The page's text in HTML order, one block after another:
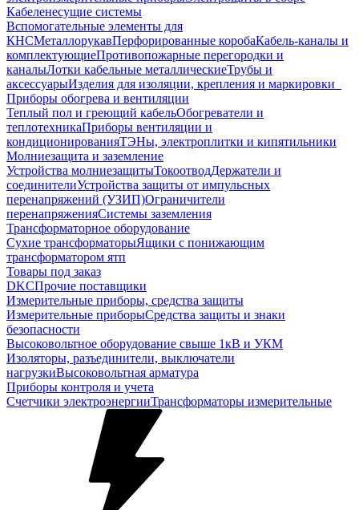
Кабеленесущие системы
Вспомогательные элементы для
КНСМеталлорукавПерфорированные коробаКабель-каналы и
комплектующиеПротивопожарные перегородки и
каналыЛотки кабельные металлическиеТрубы и
аксессуарыИзделия для изоляции, крепления и маркировки
Приборы обогрева и вентиляции
Теплый пол и греющий кабельОбогреватели и
теплотехникаПриборы вентиляции и
кондиционированияТЭНы, электроплитки и кипятильники
Молниезащита и заземление
Устройства молниезащитыТокоотводДержатели и
соединителиУстройства защиты от импульсных
перенапряжений (УЗИП)Ограничители
перенапряженияСистемы заземления
Трансформаторное оборудование
Сухие трансформаторыЯщики с понижающим
трансформатором ятп
Товары под заказ
DKCПрочие поставщики
Измерительные приборы, средства защиты
Измерительные приборыСредства защиты и знаки
безопасности
Высоковольтное оборудование свыше 1кВ и УКМ
Изоляторы, разъединители, выключатели
нагрузкиВысоковольтная арматура
Приборы контроля и учета
Счетчики электроэнергииТрансформаторы измерительные